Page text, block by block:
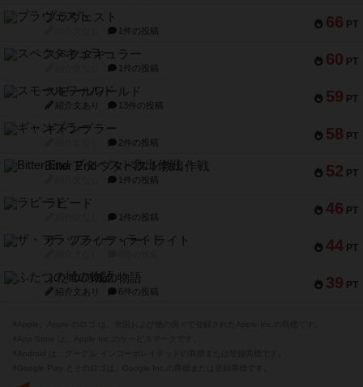
66 PT
ブラヴェスト
1件の投稿
60 PT
スペクタキュラー
1件の投稿
59 PT
スモールワールド
紹介文あり 13件の投稿
58 PT
ギャンブラー
2件の投稿
52 PT
Bitter End ブタペスト救出作戦
1件の投稿
46 PT
ラピード
1件の投稿
44 PT
ザ・フラッフィー・ライト
39 PT
ふたつの城の物語
紹介文あり 6件の投稿